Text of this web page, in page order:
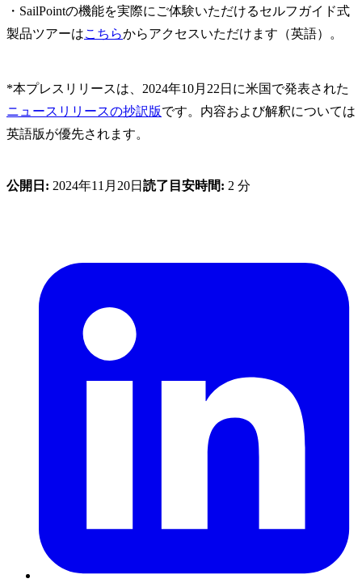
・SailPointの機能を実際にご体験いただけるセルフガイド式
製品ツアーはこちらからアクセスいただけます（英語）。
*本プレスリリースは、2024年10月22日に米国で発表された
ニュースリリースの抄訳版です。内容および解釈については
英語版が優先されます。
公開日: 2024年11月20日 読了目安時間: 2 分